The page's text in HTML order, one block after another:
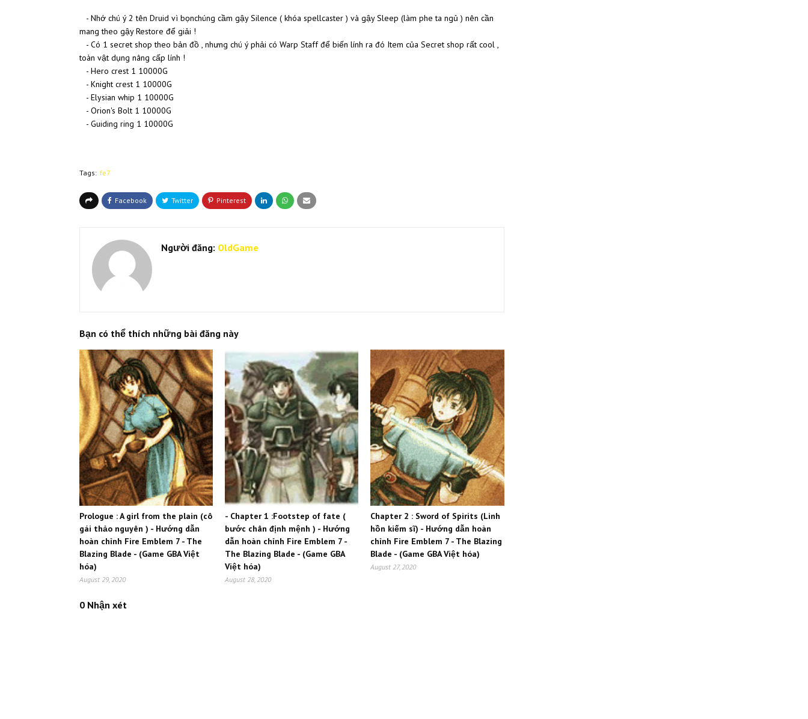
- Nhớ chú ý 2 tên Druid vì bọnchúng cầm gậy Silence ( khóa spellcaster ) và gậy Sleep (làm phe ta ngủ ) nên cần
mang theo gậy Restore để giải !
- Có 1 secret shop theo bản đồ , nhưng chú ý phải có Warp Staff để biến lính ra đó Item của Secret shop rất cool ,
toàn vật dụng nâng cấp lính !
- Hero crest 1 10000G
- Knight crest 1 10000G
- Elysian whip 1 10000G
- Orion's Bolt 1 10000G
- Guiding ring 1 10000G
Tags: fe7
Người đăng: OldGame
Bạn có thể thích những bài đăng này
Prologue : A girl from the plain (cô
gái thảo nguyên ) - Hướng dẫn
hoàn chỉnh Fire Emblem 7 - The
Blazing Blade - (Game GBA Việt
hóa)
August 29, 2020
- Chapter 1 :Footstep of fate (
bước chân định mệnh ) - Hướng
dẫn hoàn chỉnh Fire Emblem 7 -
The Blazing Blade - (Game GBA
Việt hóa)
August 28, 2020
Chapter 2 : Sword of Spirits (Linh
hồn kiếm sĩ) - Hướng dẫn hoàn
chỉnh Fire Emblem 7 - The Blazing
Blade - (Game GBA Việt hóa)
August 27, 2020
0 Nhận xét